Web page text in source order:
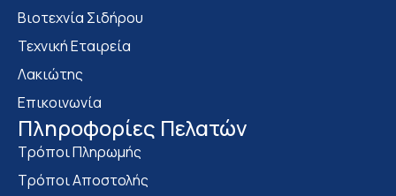
Bιοτεχνία Σιδήρου
Τεχνική Εταιρεία
Λακιώτης
Επικοινωνία
Πληροφορίες Πελατών
Τρόποι Πληρωμής
Τρόποι Αποστολής